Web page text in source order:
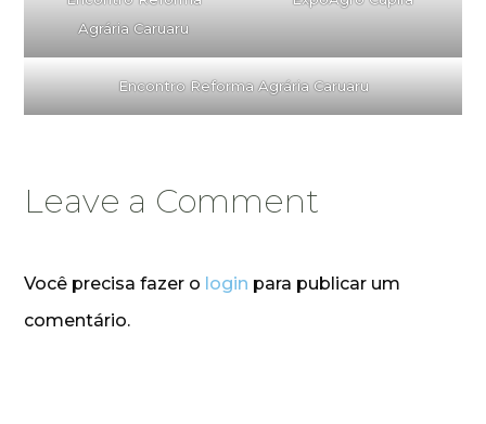
Agrária Caruaru
Encontro Reforma Agrária Caruaru
Leave a Comment
Você precisa fazer o login para publicar um
comentário.